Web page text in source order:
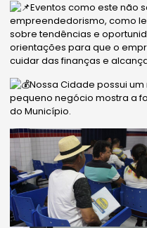
Eventos como este não
empreendedorismo, como
sobretendências e
orientações para que o
cuidar das finanças e
Nossa Cidade possui
pequeno negócio mostra a
do Município.